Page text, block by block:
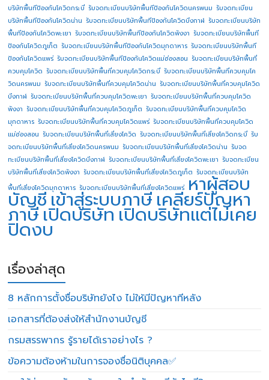
บริษัทพื้นทีป้องกันโควิดกระบี่ รับจดทะเบียนบริษัทพื้นทีป้องกันโควิดนครพนม รับจดทะเบียน
บริษัทพื้นทีป้องกันโควิดน่าน รับจดทะเบียนบริษัทพื้นทีป้องกันโควิดบึงกาฬ รับจดทะเบียนบริษัท
พื้นทีป้องกันโควิดพะเยา รับจดทะเบียนบริษัทพื้นทีป้องกันโควิดพังงา รับจดทะเบียนบริษัทพื้นที
ป้องกันโควิดภูเก็ต รับจดทะเบียนบริษัทพื้นทีป้องกันโควิดมุกดาหาร รับจดทะเบียนบริษัทพื้นที
ป้องกันโควิดแพร่ รับจดทะเบียนบริษัทพื้นทีป้องกันโควิดแม่ฮ่องสอน รับจดทะเบียนบริษัทพื้นที่
ควบคุมโควิด รับจดทะเบียนบริษัทพื้นที่ควบคุมโควิดกระบี่ รับจดทะเบียนบริษัทพื้นที่ควบคุมโค
วิดนครพนม รับจดทะเบียนบริษัทพื้นที่ควบคุมโควิดน่าน รับจดทะเบียนบริษัทพื้นที่ควบคุมโควิด
บึงกาฬ รับจดทะเบียนบริษัทพื้นที่ควบคุมโควิดพะเยา รับจดทะเบียนบริษัทพื้นที่ควบคุมโควิด
พังงา รับจดทะเบียนบริษัทพื้นที่ควบคุมโควิดภูเก็ต รับจดทะเบียนบริษัทพื้นที่ควบคุมโควิด
มุกดาหาร รับจดทะเบียนบริษัทพื้นที่ควบคุมโควิดแพร่ รับจดทะเบียนบริษัทพื้นที่ควบคุมโควิด
แม่ฮ่องสอน รับจดทะเบียนบริษัทพื้นที่เสี่ยงโควิด รับจดทะเบียนบริษัทพื้นที่เสี่ยงโควิดกระบี่ รับ
จดทะเบียนบริษัทพื้นที่เสี่ยงโควิดนครพนม รับจดทะเบียนบริษัทพื้นที่เสี่ยงโควิดน่าน รับจด
ทะเบียนบริษัทพื้นที่เสี่ยงโควิดบึงกาฬ รับจดทะเบียนบริษัทพื้นที่เสี่ยงโควิดพะเยา รับจดทะเบียน
บริษัทพื้นที่เสี่ยงโควิดพังงา รับจดทะเบียนบริษัทพื้นที่เสี่ยงโควิดภูเก็ต รับจดทะเบียนบริษัท
พื้นที่เสี่ยงโควิดมุกดาหาร รับจดทะเบียนบริษัทพื้นที่เสี่ยงโควิดแพร่ หาผู้สอบ
บัญชี เข้าสู่ระบบภาษี เคลียร์ปัญหา
ภาษีเปิดบริษัทเปิดบริษัทแต่ไม่เคย
ปิดงบ
เรื่องล่าสุด
8 หลักการตั้งชื่อบริษัทยังไง ไม่ให้มีปัญหาทีหลัง
เอกสารที่ต้องส่งให้สำนักงานบัญชี
กรมสรรพากร รู้รายได้เราอย่างไร ?
ข้อความต้องห้ามในการจองชื่อนิติบุคคล✅